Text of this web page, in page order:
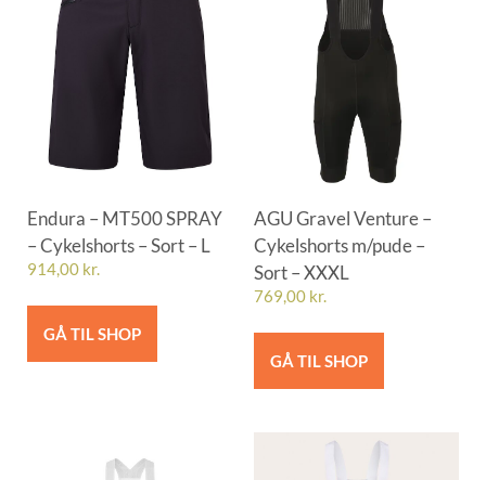
Endura – MT500 SPRAY
– Cykelshorts – Sort – L
914,00 kr.
GÅ TIL SHOP
AGU Gravel Venture –
Cykelshorts m/pude –
Sort – XXXL
769,00 kr.
GÅ TIL SHOP